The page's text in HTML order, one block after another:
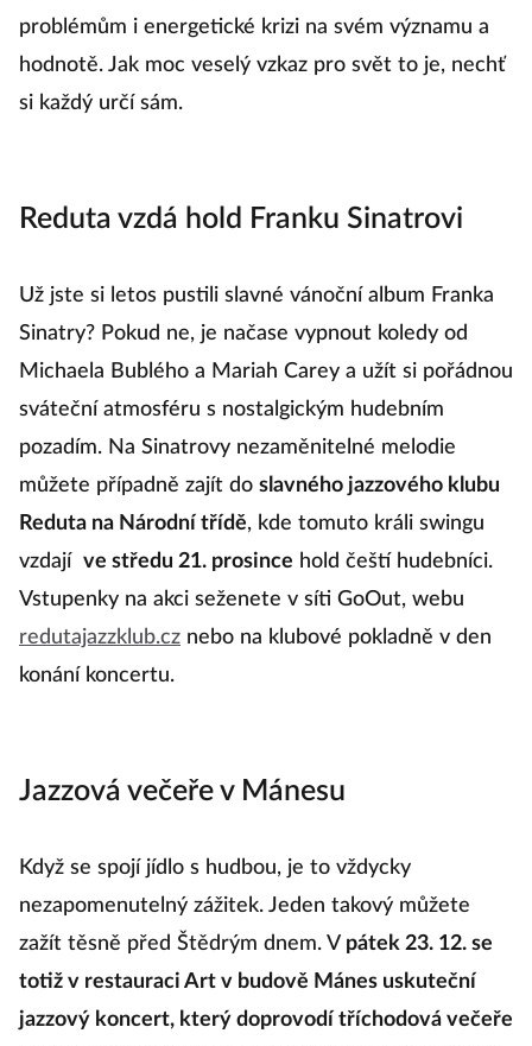
problémům i energetické krizi na svém významu a
hodnotě. Jak moc veselý vzkaz pro svět to je, nechť
si každý určí sám.
Reduta vzdá hold Franku Sinatrovi
Už jste si letos pustili slavné vánoční album Franka
Sinatry? Pokud ne, je načase vypnout koledy od
Michaela Bublého a Mariah Carey a užít si pořádnou
sváteční atmosféru s nostalgickým hudebním
pozadím. Na Sinatrovy nezaměnitelné melodie
můžete případně zajít do slavného jazzového klubu
Reduta na Národní třídě, kde tomuto králi swingu
vzdají ve středu 21. prosince hold čeští hudebníci.
Vstupenky na akci seženete v síti GoOut, webu
redutajazzklub.cz nebo na klubové pokladně v den
konání koncertu.
Jazzová večeře v Mánesu
Když se spojí jídlo s hudbou, je to vždycky
nezapomenutelný zážitek. Jeden takový můžete
zažít těsně před Štědrým dnem. V pátek 23. 12. se
totiž v restauraci Art v budově Mánes uskuteční
jazzový koncert, který doprovodí tříchodová večeře